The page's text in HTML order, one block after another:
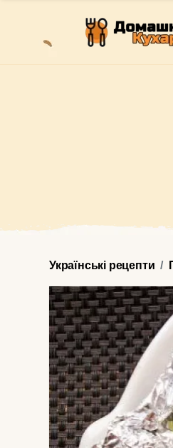
Українські рецепти